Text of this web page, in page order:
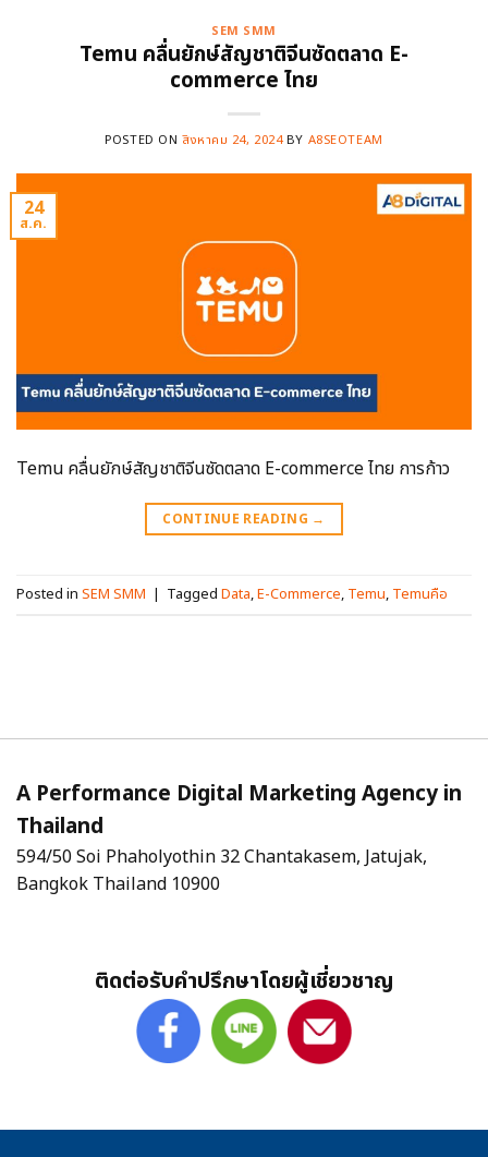
SEM SMM
Temu คลื่นยักษ์สัญชาติจีนซัดตลาด E-
commerce ไทย
POSTED ON สิงหาคม 24, 2024 BY A8SEOTEAM
24
ส.ค.
Temu คลื่นยักษ์สัญชาติจีนซัดตลาด E-commerce ไทย การก้าว
CONTINUE READING →
Posted in SEM SMM | Tagged Data,E-Commerce, Temu, Temuคือ
A Performance Digital Marketing Agency in
Thailand
594/50 Soi Phaholyothin 32 Chantakasem, Jatujak,
Bangkok Thailand 10900
ติดต่อรับคำปรึกษาโดยผู้เชี่ยวชาญ